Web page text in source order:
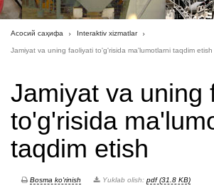
Асосий саҳифа Interaktiv xizmatlar
Jamiyat va uning faoliyati to'g'risida ma'lumotlarni taqdim etish
Jamiyat va uning
to'g'risida
taqdim etish
Bosma ko'rinish Yuklab olish: pdf (31.8 KB)